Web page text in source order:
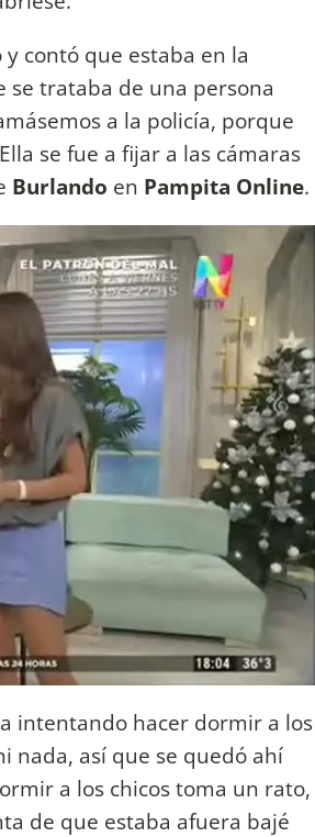
contó que estaba en la
se trataba de una persona
a la policía, porque
se fue a fijar a las cámaras
Burlando en Pampita Online.
intentando hacer dormir a los
nada, así que se quedó ahí
a los chicos toma un rato,
de que estaba afuera bajé